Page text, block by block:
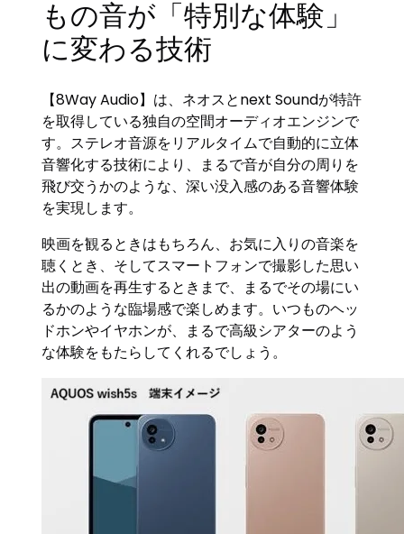
もの音が「特別な体験」
に変わる技術
【8Way Audio】は、ネオスとnext Soundが特許
を取得している独自の空間オーディオエンジンで
す。ステレオ音源をリアルタイムで自動的に立体
音響化する技術により、まるで音が自分の周りを
飛び交うかのような、深い没入感のある音響体験
を実現します。
映画を観るときはもちろん、お気に入りの音楽を
聴くとき、そしてスマートフォンで撮影した思い
出の動画を再生するときまで、まるでその場にい
るかのような臨場感で楽しめます。いつものヘッ
ドホンやイヤホンが、まるで高級シアターのよう
な体験をもたらしてくれるでしょう。